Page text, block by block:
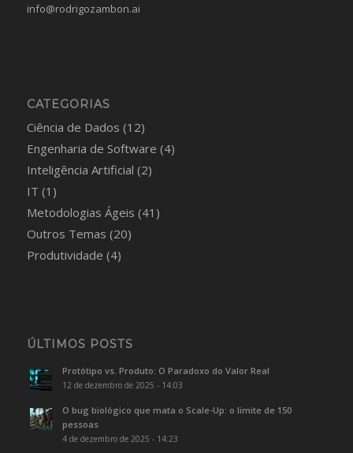
info@rodrigozambon.ai
CATEGORIAS
Ciência de Dados (12)
Engenharia de Software (4)
Inteligência Artificial (2)
IT (1)
Metodologias Ágeis (41)
Outros Temas (20)
Produtividade (4)
ÚLTIMOS POSTS
Protótipo vs. Produto: O Paradoxo do Valor Real
12 de dezembro de 2025 - 14:03
O bug biológico que mata o Scale-Up: o limite de 150
pessoas
4 de dezembro de 2025 - 14:23